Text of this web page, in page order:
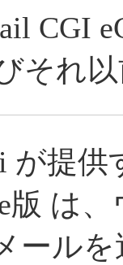
CGI
それ
が提供
版 は
ール